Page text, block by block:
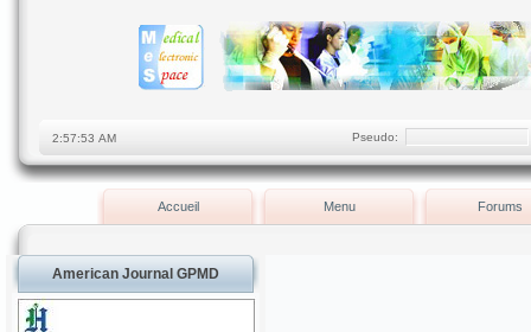
Pseudo:
Accueil Menu Forums
American Journal GPMD